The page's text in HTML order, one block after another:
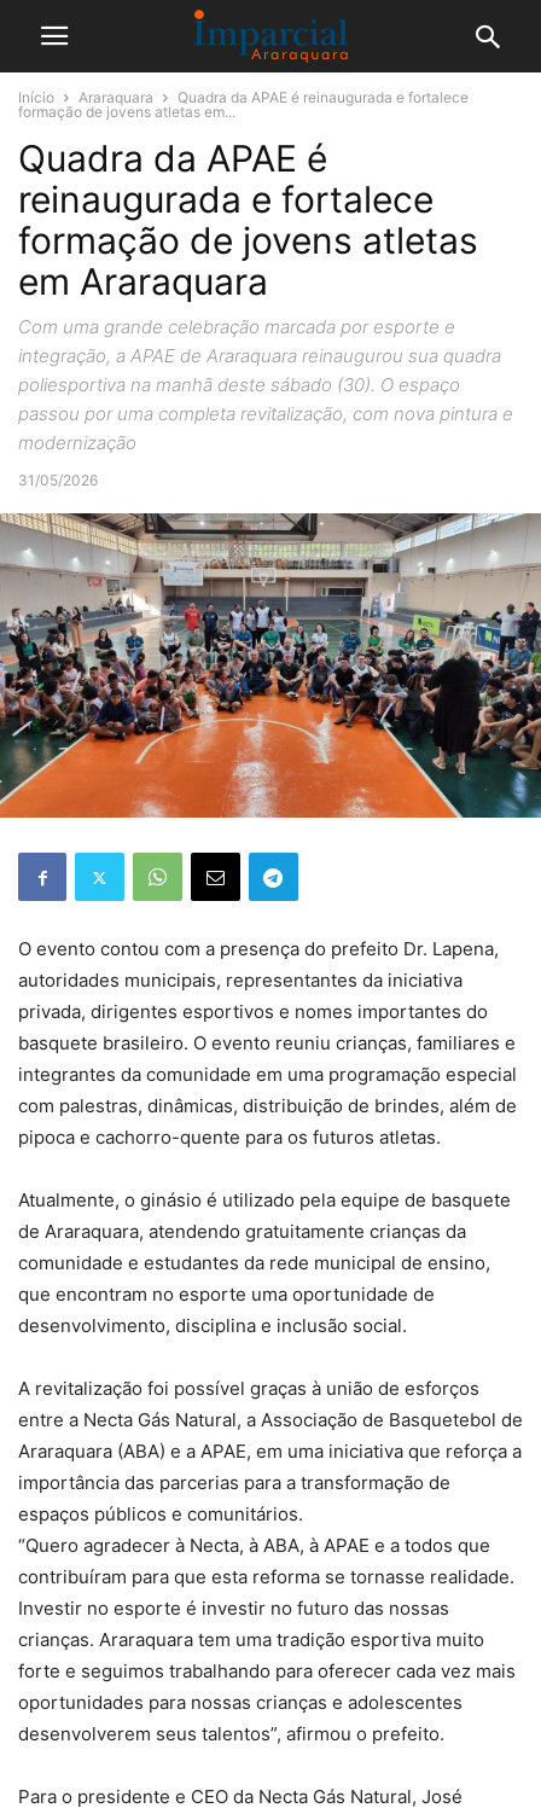
Início Araraquara
Quadra da APAE é reinaugurada e fortalece
formação de jovens atletas em...
Quadra da APAE é
reinaugurada e fortalece
formação de jovens atletas
em Araraquara
Com uma grande celebração marcada por esporte e
integração, a APAE de Araraquara reinaugurou sua quadra
poliesportiva na manhã deste sábado (30). O espaço
passou por uma completa revitalização, com nova pintura e
modernização
31/05/2026
O evento contou com a presença do prefeito Dr. Lapena,
autoridades municipais, representantes da iniciativa
privada, dirigentes esportivos e nomes importantes do
basquete brasileiro. O evento reuniu crianças, familiares e
integrantes da comunidade em uma programação especial
com palestras, dinâmicas, distribuição de brindes, além de
pipoca e cachorro-quente para os futuros atletas.
Atualmente, o ginásio é utilizado pela equipe de basquete
de Araraquara, atendendo gratuitamente crianças da
comunidade e estudantes da rede municipal de ensino,
que encontram no esporte uma oportunidade de
desenvolvimento, disciplina e inclusão social.
A revitalização foi possível graças à união de esforços
entre a Necta Gás Natural, a Associação de Basquetebol de
Araraquara (ABA) e a APAE, em uma iniciativa que reforça a
importância das parcerias para a transformação de
espaços públicos e comunitários.
“Quero agradecer à Necta, à ABA, à APAE e a todos que
contribuíram para que esta reforma se tornasse realidade.
Investir no esporte é investir no futuro das nossas
crianças. Araraquara tem uma tradição esportiva muito
forte e seguimos trabalhando para oferecer cada vez mais
oportunidades para nossas crianças e adolescentes
desenvolverem seus talentos”, afirmou o prefeito.
Para o presidente e CEO da Necta Gás Natural, José